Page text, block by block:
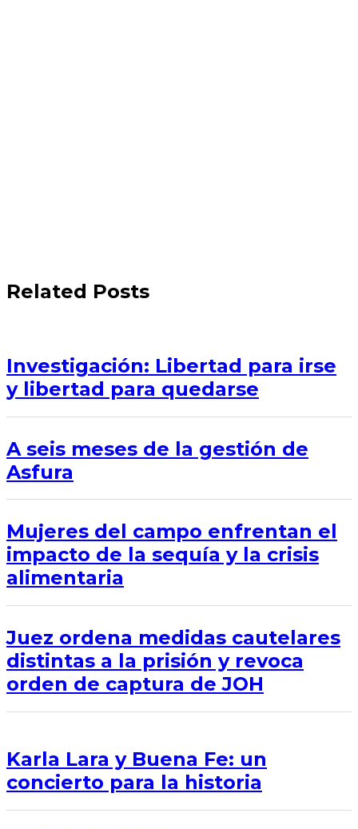
Related Posts
Investigación: Libertad para irse
y libertad para quedarse
A seis meses de la gestión de
Asfura
Mujeres del campo enfrentan el
impacto de la sequía y la crisis
alimentaria
Juez ordena medidas cautelares
distintas a la prisión y revoca
orden de captura de JOH
Karla Lara y Buena Fe: un
concierto para la historia